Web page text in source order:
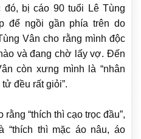
đó, bị cáo 90 tuổi Lê Tùng
để ngồi gần phía trên do
Vân cho rằng mình độc
và đang chờ lấy vợ. Đến
còn xưng mình là “nhân
đều rất giỏi”.
“thích thì cạo trọc đầu”,
“thích thì mặc áo nâu, áo